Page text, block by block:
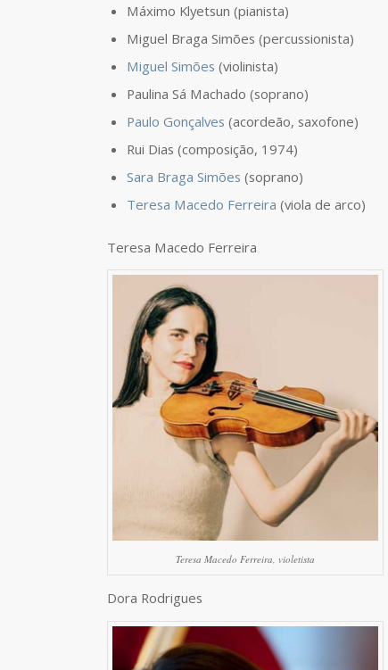
Máximo Klyetsun (pianista)
Miguel Braga Simões (percussionista)
Miguel Simões (violinista)
Paulina Sá Machado (soprano)
Paulo Gonçalves (acordeão, saxofone)
Rui Dias (composição, 1974)
Sara Braga Simões (soprano)
Teresa Macedo Ferreira (viola de arco)
Teresa Macedo Ferreira
Teresa Macedo Ferreira, violetista
Dora Rodrigues